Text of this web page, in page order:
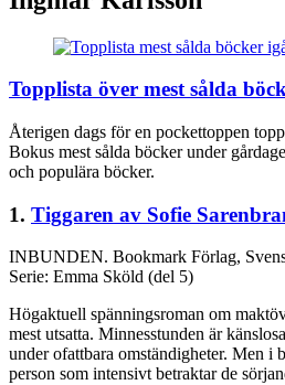
Topplista över mest sålda
Återigen dags för en pockettoppen
Bokus mest sålda böcker under
och populära böcker.
1. Tiggaren av Sofie
INBUNDEN. Bookmark Förlag,
Serie: Emma Sköld (del 5)
Högaktuell spänningsroman om
mest utsatta. Minnesstunden är
under ofattbara omständigheter. Men i
person som intensivt betraktar de